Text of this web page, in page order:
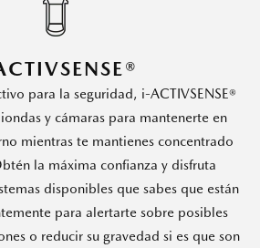
para la seguridad, i-ACTIVSENSE®
y cámaras para mantenerte en
mientras te mantienes concentrado
la máxima confianza y disfruta
disponibles que sabes que están
para alertarte sobre posibles
o reducir su gravedad si es que son